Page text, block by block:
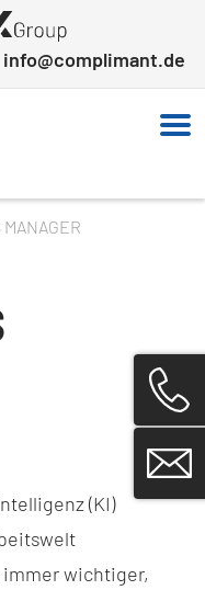
info@complimant.de
(KI)
wichtiger,